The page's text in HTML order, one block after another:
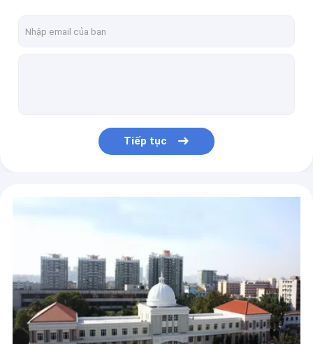
White Hybrid Cure Epoxy Resin Polyester 60:40 cho lớp phủ bóng thấp
Nhựa Polyester TGIC chữa bệnh thấp, sơn tĩnh điện Epoxy Polyester cho xây dựng
Phê duyệt Qualicoat Nhựa polyester có trọng lượng phân tử cao để sơn tĩnh điện
Tiếp tục